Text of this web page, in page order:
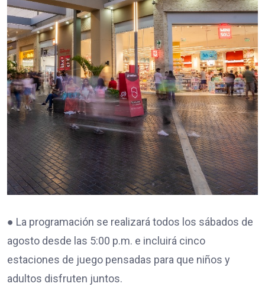
● La programación se realizará todos los sábados de
agosto desde las 5:00 p.m. e incluirá cinco
estaciones de juego pensadas para que niños y
adultos disfruten juntos.